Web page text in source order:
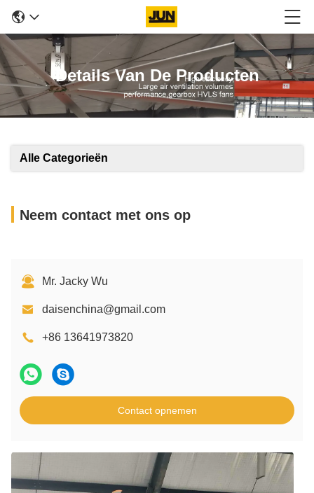
Details Van De Producten
Alle Categorieën
Neem contact met ons op
Mr. Jacky Wu
daisenchina@gmail.com
+86 13641973820
Contact opnemen